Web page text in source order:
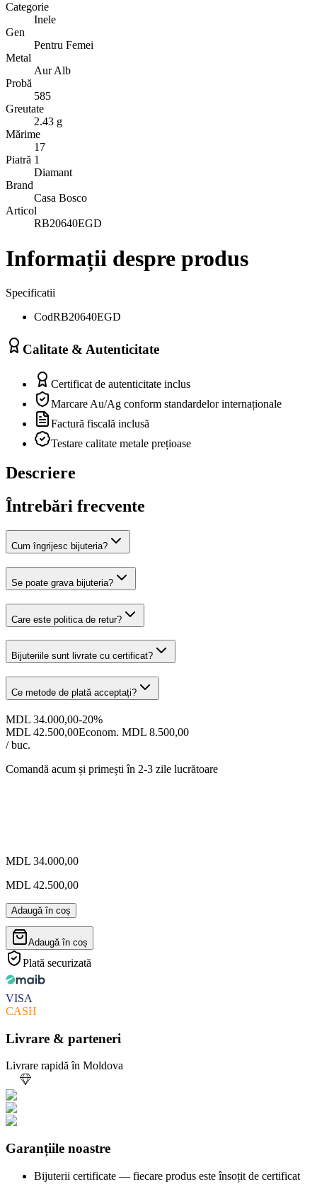
Categorie
Inele
Gen
Pentru Femei
Metal
Aur Alb
Probă
585
Greutate
2.43 g
Mărime
17
Piatră 1
Diamant
Brand
Casa Bosco
Articol
RB20640EGD
Informații despre produs
Specificatii
CodRB20640EGD
Calitate & Autenticitate
Certificat de autenticitate inclus
Marcare Au/Ag conform standardelor internaționale
Factură fiscală inclusă
Testare calitate metale prețioase
Descriere
Întrebări frecvente
Cum îngrijesc bijuteria?
Se poate grava bijuteria?
Care este politica de retur?
Bijuteriile sunt livrate cu certificat?
Ce metode de plată acceptați?
MDL 34.000,00-20%
MDL 42.500,00Econom. MDL 8.500,00
/ buc.
Comandă acum și primești în 2-3 zile lucrătoare
MDL 34.000,00
MDL 42.500,00
Adaugă în coș
Adaugă în coș
Plată securizată
VISA
CASH
Livrare & parteneri
Livrare rapidă în Moldova
Garanțiile noastre
Bijuterii certificate — fiecare produs este însoțit de certificat